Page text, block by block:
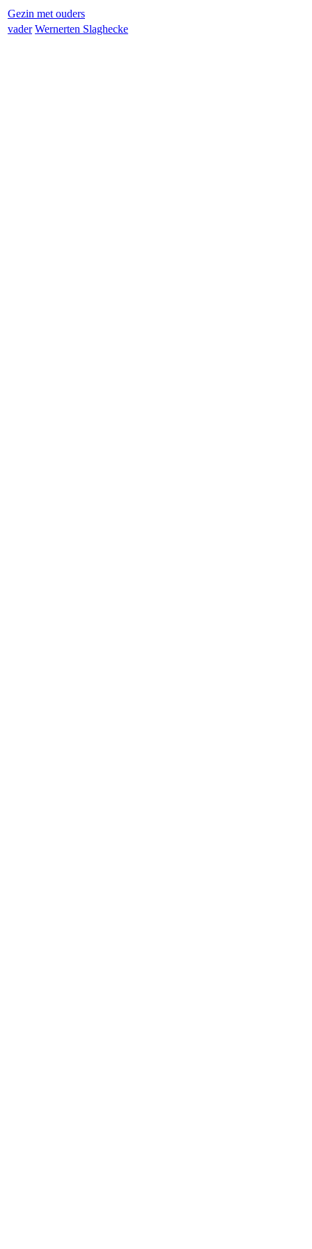
Gezin met ouders
vader Wernerten Slaghecke